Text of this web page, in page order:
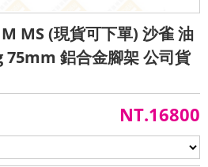
MS (現貨可下單) 沙雀 油
75mm 鋁合金腳架 公司貨
NT.16800